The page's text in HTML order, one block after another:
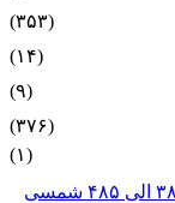
(۳۵۳)
(۱۴)
(۹)
(۳۷۶)
(۱)